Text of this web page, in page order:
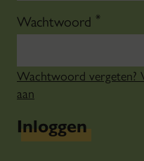
Wachtwoord *
Wachtwoord vergeten?
aan
Inloggen